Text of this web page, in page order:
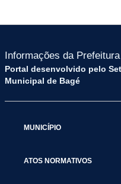
Informações da Prefeitura
Portal desenvolvido pelo
Municipal de Bagé
MUNICÍPIO
ATOS NORMATIVOS